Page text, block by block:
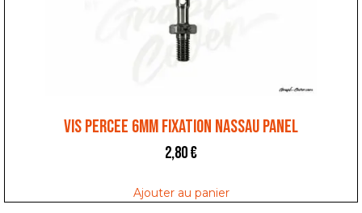
VIS PERCEE 6MM FIXATION NASSAU PANEL
2,80€
Ajouter au panier